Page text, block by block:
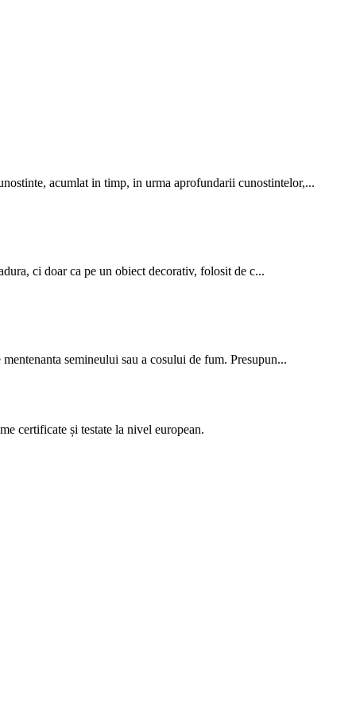
acumlat in timp, in urma aprofundarii cunostintelor,...
ci doar ca pe un obiect decorativ, folosit de c...
semineului sau a cosului de fum. Presupun...
certificate și testate la nivel european.